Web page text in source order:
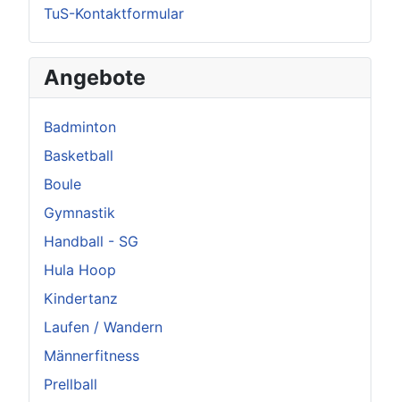
TuS-Kontaktformular
Angebote
Badminton
Basketball
Boule
Gymnastik
Handball - SG
Hula Hoop
Kindertanz
Laufen / Wandern
Männerfitness
Prellball